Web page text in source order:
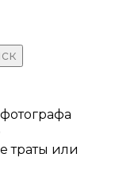
траты или